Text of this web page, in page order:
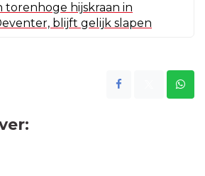
torenhoge hijskraan in
blijft gelijk slapen